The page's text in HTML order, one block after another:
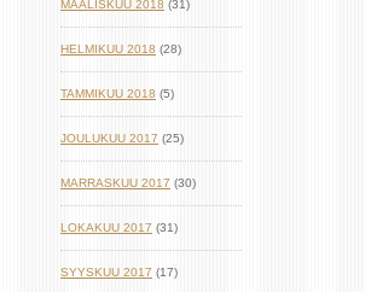
MAALISKUU 2018 (31)
HELMIKUU 2018 (28)
TAMMIKUU 2018 (5)
JOULUKUU 2017 (25)
MARRASKUU 2017 (30)
LOKAKUU 2017 (31)
SYYSKUU 2017 (17)